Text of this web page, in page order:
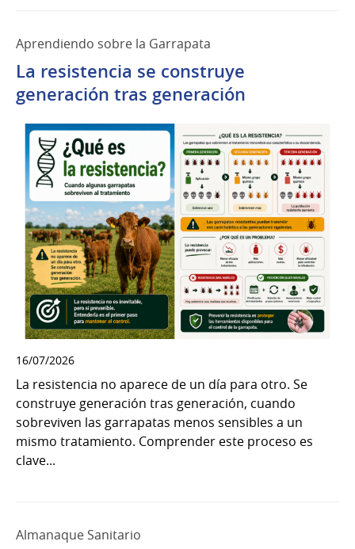
Aprendiendo sobre la Garrapata
La resistencia se construye
generación tras generación
16/07/2026
La resistencia no aparece de un día para otro. Se
construye generación tras generación, cuando
sobreviven las garrapatas menos sensibles a un
mismo tratamiento. Comprender este proceso es
clave...
Almanaque Sanitario